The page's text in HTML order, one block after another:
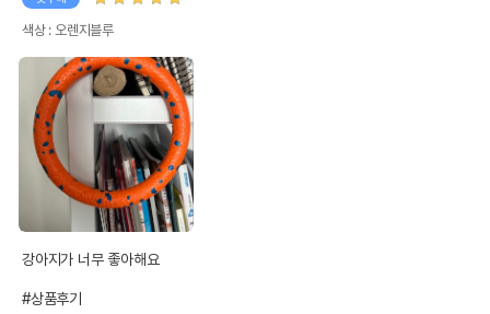
색상 : 오렌지블루
강아지가 너무 좋아해요
#상품후기